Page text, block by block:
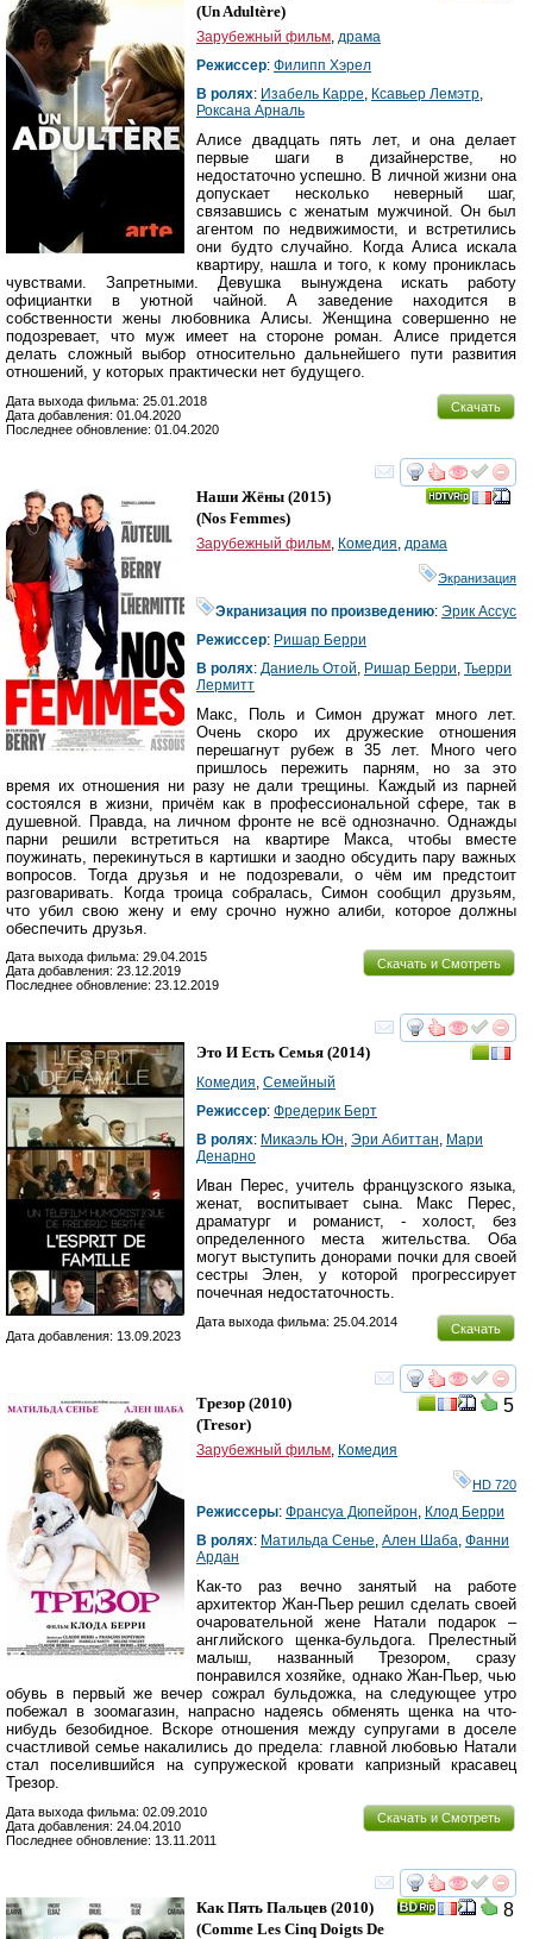
(Un Adultère)
Зарубежный фильм драма
Режиссер: Филипп Хэрел
В ролях: Изабель Карре Ксавьер Лемэтр
Роксана Арналь
Алисе двадцать пять лет, и она делает
первые шаги в дизайнерстве, но
недостаточно успешно. В личной жизни она
допускает несколько неверный шаг,
связавшись с женатым мужчиной. Он был
агентом по недвижимости, и встретились
они будто случайно. Когда Алиса искала
квартиру, нашла и того, к кому прониклась
чувствами. Запретными. Девушка вынуждена искать работу
официантки в уютной чайной. А заведение находится в
собственности жены любовника Алисы. Женщина совершенно не
подозревает, что муж имеет на стороне роман. Алисе придется
делать сложный выбор относительно дальнейшего пути развития
отношений, у которых практически нет будущего.
Скачать
Дата выхода фильма: 25.01.2018
Дата добавления: 01.04.2020
Последнее обновление: 01.04.2020
смотреть
Наши Жёны (2015)
(Nos Femmes)
Зарубежный фильм Комедия драма
Экранизация
Экранизация по произведению:Эрик Ассус
Режиссер: Ришар Берри
В ролях: Даниель Отой Ришар Берри Тьерри
Лермитт
Макс, Поль и Симон дружат много лет.
Очень скоро их дружеские отношения
перешагнут рубеж в 35 лет. Много чего
пришлось пережить парням, но за это
время их отношения ни разу не дали трещины. Каждый из парней
состоялся в жизни, причём как в профессиональной сфере, так в
душевной. Правда, на личном фронте не всё однозначно. Однажды
парни решили встретиться на квартире Макса, чтобы вместе
поужинать, перекинуться в картишки и заодно обсудить пару важных
вопросов. Тогда друзья и не подозревали, о чём им предстоит
разговаривать. Когда троица собралась, Симон сообщил друзьям,
что убил свою жену и ему срочно нужно алиби, которое должны
обеспечить друзья.
Скачать и Смотреть
Дата выхода фильма: 29.04.2015
Дата добавления: 23.12.2019
Последнее обновление: 23.12.2019
смотреть
Это И Есть Семья (2014)
Комедия, Семейный
Режиссер: Фредерик Берт
В ролях: Микаэль Юн, Эри Абиттан, Мари
Денарно
Иван Перес, учитель французского языка,
женат, воспитывает сына. Макс Перес,
драматург и романист, - холост, без
определенного места жительства. Оба
могут выступить донорами почки для своей
сестры Элен, у которой прогрессирует
почечная недостаточность.
Скачать
Дата выхода фильма: 25.04.2014
Дата добавления: 13.09.2023
смотреть
5
Трезор (2010)
(Tresor)
Зарубежный фильм, Комедия
HD 720
Режиссеры: Франсуа Дюпейрон, Клод Берри
В ролях: Матильда Сенье, Ален Шаба, Фанни
Ардан
Как-то раз вечно занятый на работе
архитектор Жан-Пьер решил сделать своей
очаровательной жене Натали подарок –
английского щенка-бульдога. Прелестный
малыш, названный Трезором, сразу
понравился хозяйке, однако Жан-Пьер, чью
обувь в первый же вечер сожрал бульдожка, на следующее утро
побежал в зоомагазин, напрасно надеясь обменять щенка на что-
нибудь безобидное. Вскоре отношения между супругами в доселе
счастливой семье накалились до предела: главной любовью Натали
стал поселившийся на супружеской кровати капризный красавец
Трезор.
Скачать и Смотреть
Дата выхода фильма: 02.09.2010
Дата добавления: 24.04.2010
Последнее обновление: 13.11.2011
смотреть
8
Как Пять Пальцев (2010)
(Comme Les Cinq Doigts De